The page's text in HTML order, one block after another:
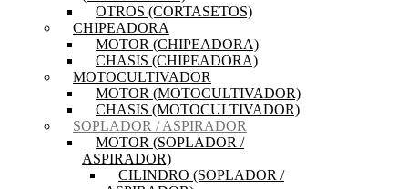
OTROS (CORTASETOS)
CHIPEADORA
MOTOR (CHIPEADORA)
CHASIS (CHIPEADORA)
MOTOCULTIVADOR
MOTOR (MOTOCULTIVADOR)
CHASIS (MOTOCULTIVADOR)
SOPLADOR / ASPIRADOR
MOTOR (SOPLADOR /
ASPIRADOR)
CILINDRO (SOPLADOR /